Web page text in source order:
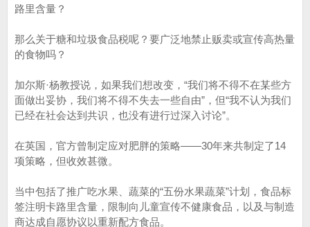
路里含量？
那么关于糖和垃圾食品税呢？要广泛地禁止贩卖或宣传高热量
的食物吗？
加尔斯·杨教授说，如果我们想改变，“我们将不得不在某些方
面做出妥协，我们将不得不失去一些自由”，但“我不认为我们
已经在社会达到共识，也没有进行过深入讨论”。
在英国，官方曾制定应对肥胖的策略——30年来共制定了14
项策略，但收效甚微。
当中包括了推广吃水果、蔬菜的“五份水果蔬菜”计划，食品标
签注明卡路里含量，限制向儿童宣传不健康食品，以及与制造
商达成自愿协议以重新配方食品。